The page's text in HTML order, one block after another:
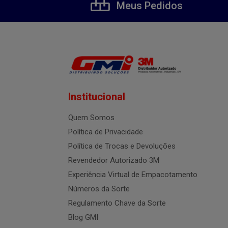
Meus Pedidos
Institucional
Quem Somos
Política de Privacidade
Política de Trocas e Devoluções
Revendedor Autorizado 3M
Experiência Virtual de Empacotamento
Números da Sorte
Regulamento Chave da Sorte
Blog GMI